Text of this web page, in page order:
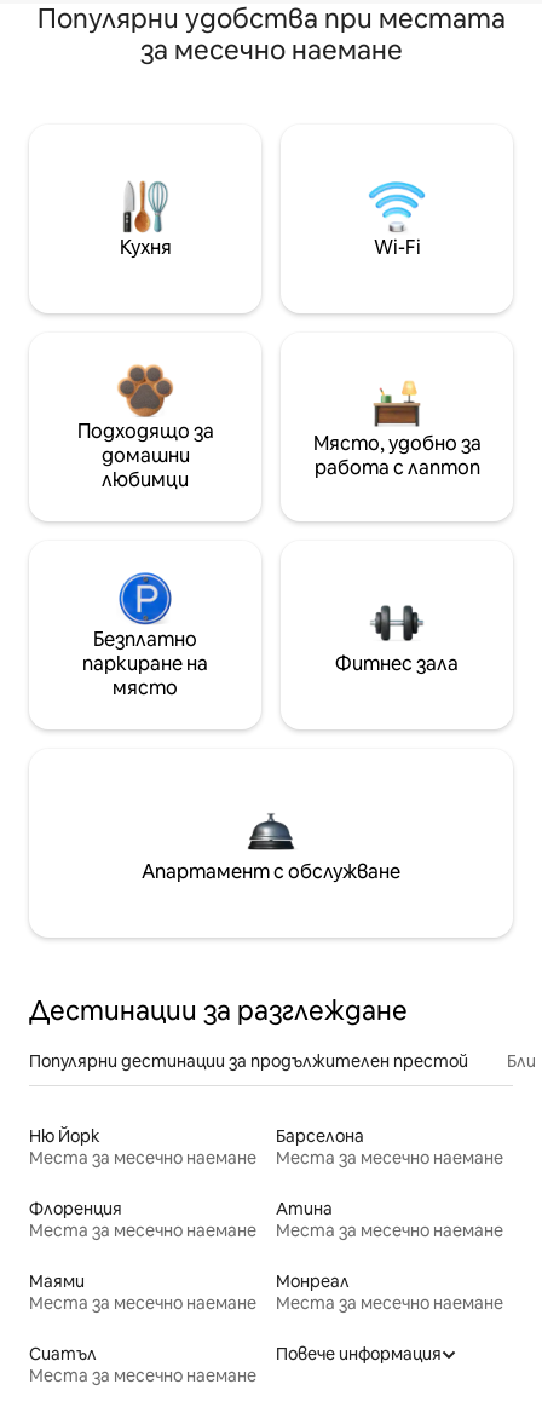
Популярни удобства при местата
за месечно наемане
Кухня Wi-Fi
Подходящо за
домашни
любимци
Място, удобно за
работа с лаптоп
Безплатно
паркиране на
място
Фитнес зала
Апартамент с обслужване
Дестинации за разглеждане
Популярни дестинации за продължителен престой
Ню Йорк
Места за месечно наемане
Барселона
Места за месечно наемане
Флоренция
Места за месечно наемане
Атина
Места за месечно наемане
Маями
Места за месечно наемане
Монреал
Места за месечно наемане
Сиатъл
Места за месечно наемане
Повече информация